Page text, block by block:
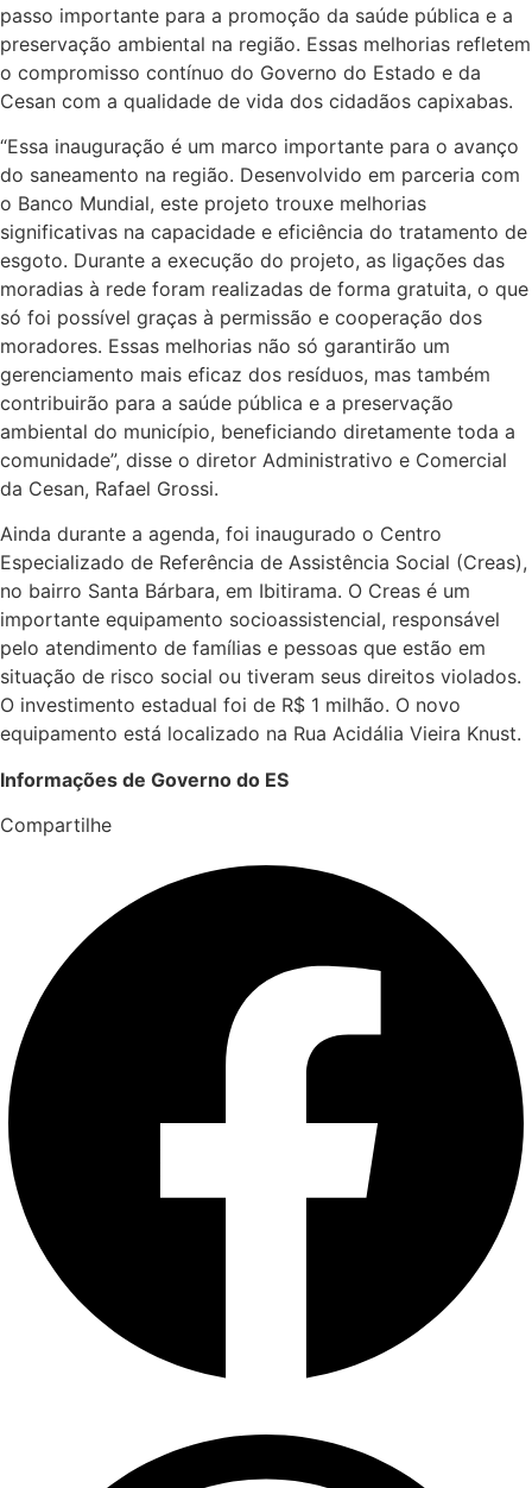
passo importante para a promoção da saúde pública e a
preservação ambiental na região. Essas melhorias refletem
o compromisso contínuo do Governo do Estado e da
Cesan com a qualidade de vida dos cidadãos capixabas.
“Essa inauguração é um marco importante para o avanço
do saneamento na região. Desenvolvido em parceria com
o Banco Mundial, este projeto trouxe melhorias
significativas na capacidade e eficiência do tratamento de
esgoto. Durante a execução do projeto, as ligações das
moradias à rede foram realizadas de forma gratuita, o que
só foi possível graças à permissão e cooperação dos
moradores. Essas melhorias não só garantirão um
gerenciamento mais eficaz dos resíduos, mas também
contribuirão para a saúde pública e a preservação
ambiental do município, beneficiando diretamente toda a
comunidade”, disse o diretor Administrativo e Comercial
da Cesan, Rafael Grossi.
Ainda durante a agenda, foi inaugurado o Centro
Especializado de Referência de Assistência Social (Creas),
no bairro Santa Bárbara, em Ibitirama. O Creas é um
importante equipamento socioassistencial, responsável
pelo atendimento de famílias e pessoas que estão em
situação de risco social ou tiveram seus direitos violados.
O investimento estadual foi de R$ 1 milhão. O novo
equipamento está localizado na Rua Acidália Vieira Knust.
Informações de Governo do ES
Compartilhe